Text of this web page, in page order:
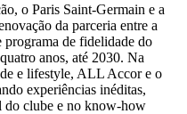
o Paris Saint-Germain e a
da parceria entre a
de fidelidade do
anos, até 2030. Na
e lifestyle, ALL Accor e o
experiências inéditas,
do clube e no know-how